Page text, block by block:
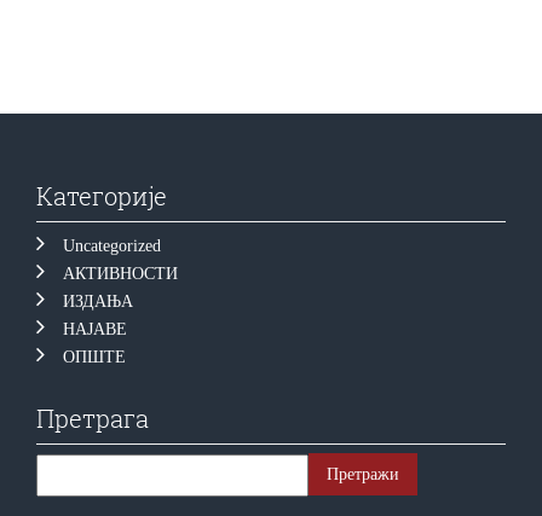
Категорије
Uncategorized
АКТИВНОСТИ
ИЗДАЊА
НАЈАВЕ
ОПШТЕ
Претрага